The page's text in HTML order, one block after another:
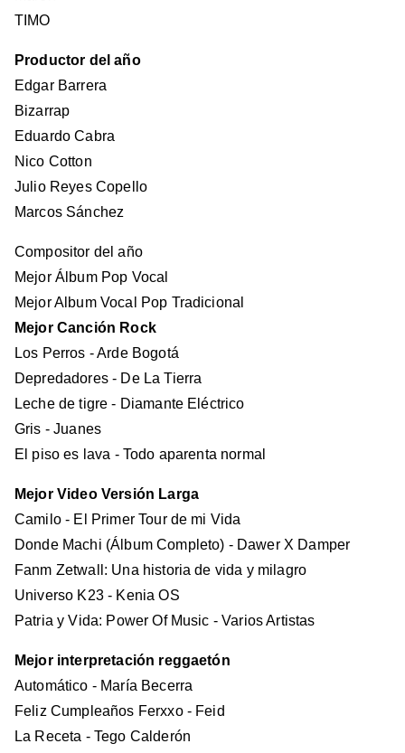
TIMO
Productor del año
Edgar Barrera
Bizarrap
Eduardo Cabra
Nico Cotton
Julio Reyes Copello
Marcos Sánchez
Compositor del año
Mejor Álbum Pop Vocal
Mejor Album Vocal Pop Tradicional
Mejor Canción Rock
Los Perros - Arde Bogotá
Depredadores - De La Tierra
Leche de tigre - Diamante Eléctrico
Gris - Juanes
El piso es lava - Todo aparenta normal
Mejor Video Versión Larga
Camilo - El Primer Tour de mi Vida
Donde Machi (Álbum Completo) - Dawer X Damper
Fanm Zetwall: Una historia de vida y milagro
Universo K23 - Kenia OS
Patria y Vida: Power Of Music - Varios Artistas
Mejor interpretación reggaetón
Automático - María Becerra
Feliz Cumpleaños Ferxxo - Feid
La Receta - Tego Calderón